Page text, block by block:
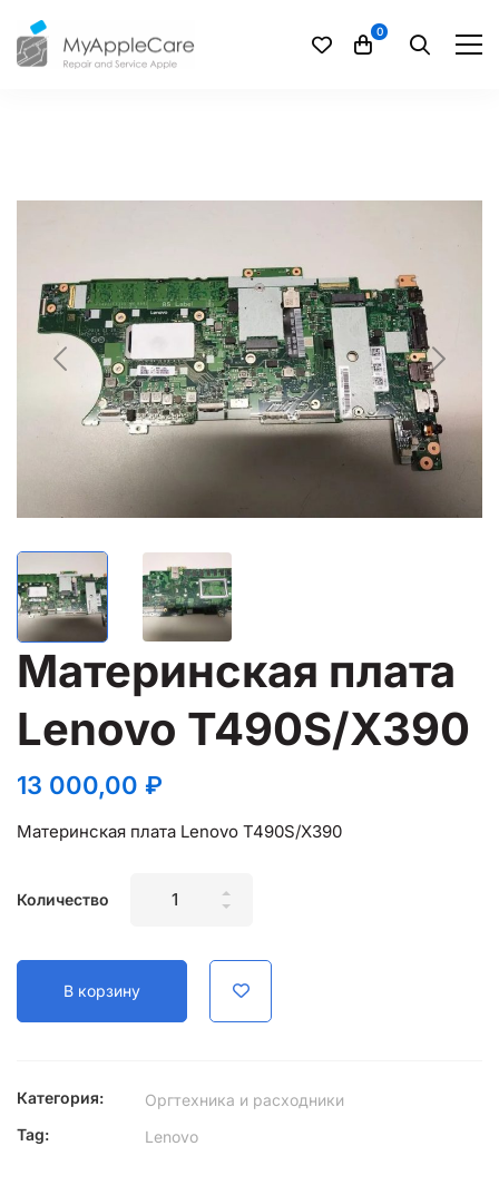
Материнская плата
Lenovo T490S/X390
13 000,00 ₽
Материнская плата Lenovo T490S/X390
Количество
Материнская
quantity
В корзину
Категория:
Оргтехника и расходники
Tag:
Lenovo